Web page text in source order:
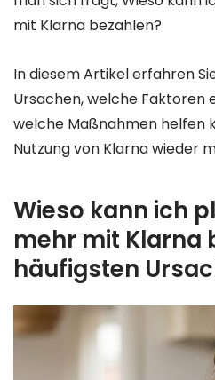
mit Klarna bezahlen?
In diesem Artikel erfahren
Ursachen, welche Faktoren
welche Maßnahmen helfen
Nutzung von Klarna wieder
Wieso kann ich
mehr mit Klarna
häufigsten